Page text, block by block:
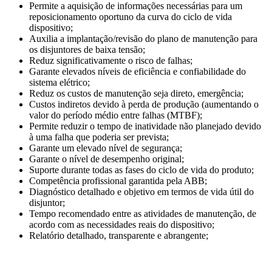
Permite a aquisição de informações necessárias para um
reposicionamento oportuno da curva do ciclo de vida
dispositivo;
Auxilia a implantação/revisão do plano de manutenção para
os disjuntores de baixa tensão;
Reduz significativamente o risco de falhas;
Garante elevados níveis de eficiência e confiabilidade do
sistema elétrico;
Reduz os custos de manutenção seja direto, emergência;
Custos indiretos devido à perda de produção (aumentando o
valor do período médio entre falhas (MTBF);
Permite reduzir o tempo de inatividade não planejado devido
à uma falha que poderia ser prevista;
Garante um elevado nível de segurança;
Garante o nível de desempenho original;
Suporte durante todas as fases do ciclo de vida do produto;
Competência profissional garantida pela ABB;
Diagnóstico detalhado e objetivo em termos de vida útil do
disjuntor;
Tempo recomendado entre as atividades de manutenção, de
acordo com as necessidades reais do dispositivo;
Relatório detalhado, transparente e abrangente;